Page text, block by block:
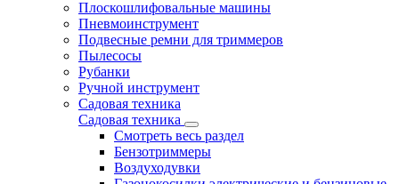
Плоскошлифовальные машины
Пневмоинструмент
Подвесные ремни для триммеров
Пылесосы
Рубанки
Ручной инструмент
Садовая техника
Садовая техника
Смотреть весь раздел
Бензотриммеры
Воздуходувки